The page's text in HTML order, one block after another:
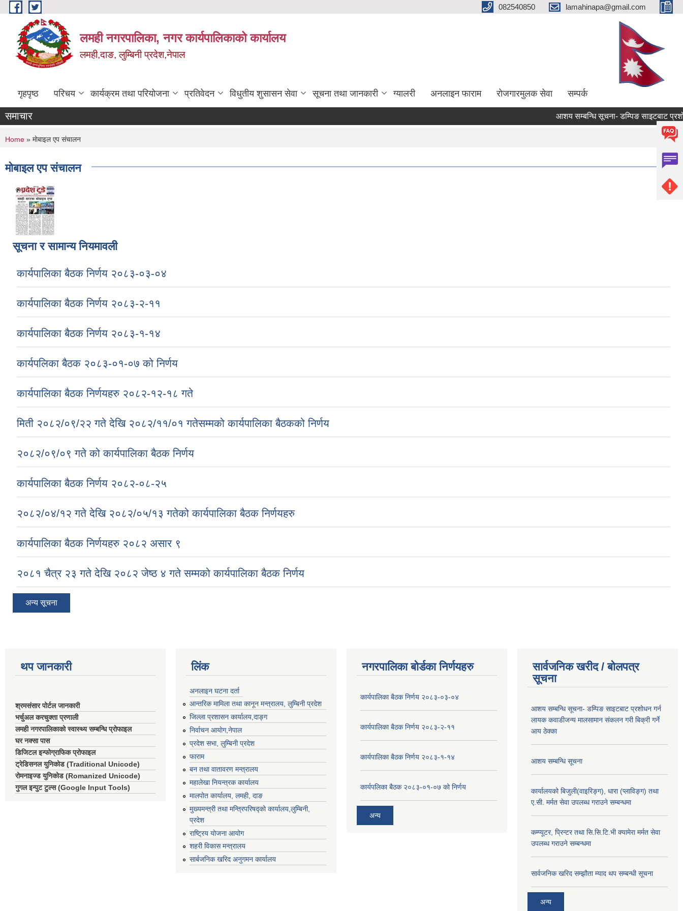
Skip to main content 082540850 lamahinapa@gmail.com
लमही नगरपालिका, नगर कार्यपालिकाको कार्यालय
लमही,दाङ, लुम्बिनी प्रदेश,नेपाल
गृहपृष्ठ परिचय कार्यक्रम तथा परियोजना प्रतिवेदन विधुतीय शुसासन सेवा सूचना तथा जानकारी ग्यालरी अनलाइन फाराम राेजगारमुलक सेवा सम्पर्क
समाचार आशय सम्बन्धि सूचना- डम्पिङ साइटबाट
You are here
Home » माेबाइल एप संचालन
माेबाइल एप संचालन
सूचना र सामान्य नियमावली
कार्यपालिका बैठक निर्णय २०८३-०३-०४
कार्यपालिका बैठक निर्णय २०८३-२-११
कार्यपालिका बैठक निर्णय २०८३-१-१४
कार्यपलिका बैठक २०८३-०१-०७ को निर्णय
कार्यपालिका बैठक निर्णयहरु २०८२-१२-१८ गते
मिती २०८२/०९/२२ गते देखि २०८२/११/०१ गतेसम्मको कार्यपालिका बैठकको निर्णय
२०८२/०९/०९ गते को कार्यपालिका बैठक निर्णय
कार्यपालिका बैठक निर्णय २०८२-०८-२५
२०८२/०४/१२ गते देखि २०८२/०५/१३ गतेको कार्यपालिका बैठक निर्णयहरु
कार्यपालिका बैठक निर्णयहरु २०८२ असार ९
२०८१ चैत्र २३ गते देखि २०८२ जेष्ठ ४ गते सम्मको कार्यपालिका बैठक निर्णय
अन्य सूचना
थप जानकारी
श्रमसंसार पोर्टल जानकारी
भर्चुअल करचुक्ता प्रणाली
लमही नगरपालिकाको स्वास्थ्य सम्बन्धि प्रोफाइल
घर नक्सा पास
डिजिटल इन्फोग्राफिक प्रोफाइल
ट्रेडिसनल युनिकोड (Traditional Unicode)
रोमनाइज्ड युनिकोड (Romanized Unicode)
गुगल इन्पुट टुल्स (Google Input Tools)
लिंक
अनलाइन घटना दर्ता
आन्तरिक मामिला तथा कानून मन्त्रालय, लुम्बिनी प्रदेश
जिल्ला प्रशासन कार्यालय,दाङ्ग
निर्वाचन आयाेग,नेपाल
प्रदेश सभा, लुम्बिनी प्रदेश
फाराम
बन तथा वातावरण मन्त्रालय
महालेखा नियन्त्रक कार्यालय
मालपोत कार्यालय, लमही, दाङ
मुख्यमन्त्री तथा मन्त्रिपरिषद्को कार्यालय,लुम्बिनी,
प्रदेश
राष्ट्रिय योजना आयोग
शहरी विकास मन्त्रालय
सार्बजनिक खरिद अनुगमन कार्यालय
नगरपालिका बोर्डका निर्णयहरु
कार्यपालिका बैठक निर्णय २०८३-०३-०४
कार्यपालिका बैठक निर्णय २०८३-२-११
कार्यपालिका बैठक निर्णय २०८३-१-१४
कार्यपलिका बैठक २०८३-०१-०७ को निर्णय
अन्य
सार्वजनिक खरीद / बोलपत्र
सूचना
आशय सम्बन्धि सूचना- डम्पिङ साइटबाट प्रशोधन गर्न
लायक कवाडीजन्य मालसामान संकलन गरी बिक्री गर्ने
आय ठेक्का
आशय सम्बन्धि सूचना
कार्यालयको बिजुली(वाइरिङ्ग), धारा (प्लाविङ्ग) तथा
ए.सी. मर्मत सेवा उपलब्ध गराउने सम्बन्धमा
कम्प्यूटर, प्रिन्टर तथा सि.सि.टि.भी क्यामेरा मर्मत सेवा
उपलब्ध गराउने सम्बन्धमा
सार्वजनिक खरिद सम्झौता म्याद थप सम्बन्धी सूचना
अन्य